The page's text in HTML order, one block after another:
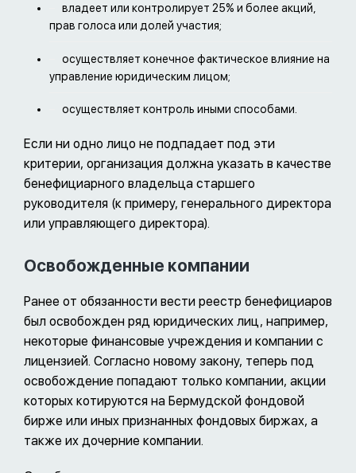
владеет или контролирует 25% и более акций,
прав голоса или долей участия;
осуществляет конечное фактическое влияние на
управление юридическим лицом;
осуществляет контроль иными способами.
Если ни одно лицо не подпадает под эти
критерии, организация должна указать в качестве
бенефициарного владельца старшего
руководителя (к примеру, генерального директора
или управляющего директора).
Освобожденные компании
Ранее от обязанности вести реестр бенефициаров
был освобожден ряд юридических лиц, например,
некоторые финансовые учреждения и компании с
лицензией. Согласно новому закону, теперь под
освобождение попадают только компании, акции
которых котируются на Бермудской фондовой
бирже или иных признанных фондовых биржах, а
также их дочерние компании.